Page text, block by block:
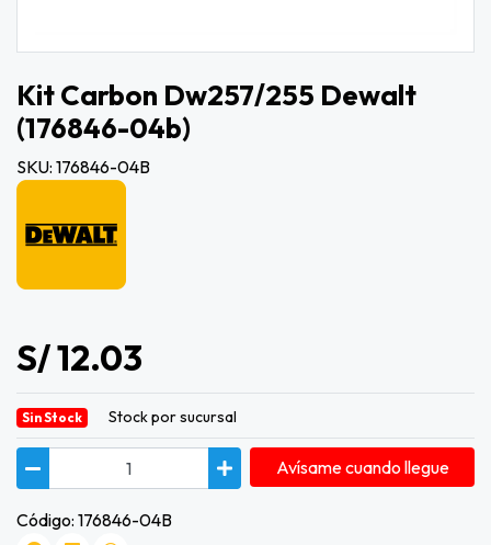
Kit Carbon Dw257/255 Dewalt
(176846-04b)
SKU: 176846-04B
S/ 12.03
Sin Stock Stock por sucursal
Avísame cuando llegue
Código: 176846-04B